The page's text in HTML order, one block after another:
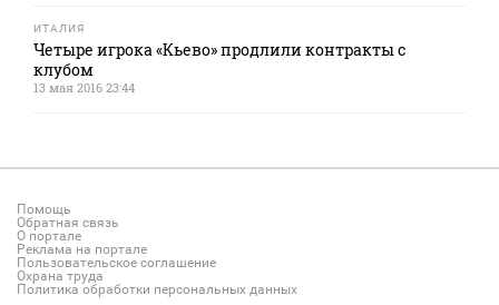
ИТАЛИЯ
Четыре игрока «Кьево» продлили контракты с
клубом
13 мая 2016 23:44
Помощь
Обратная связь
О портале
Реклама на портале
Пользовательское соглашение
Охрана труда
Политика обработки персональных данных